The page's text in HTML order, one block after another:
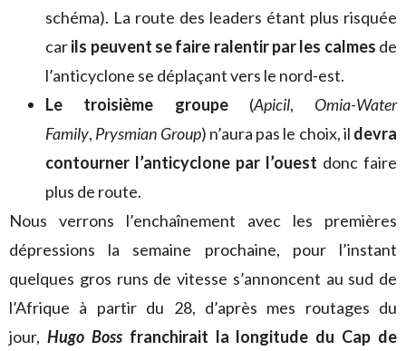
schéma). La route des leaders étant plus risquée
carils peuvent se faire ralentir par les calmes de
l’anticyclone se déplaçant vers le nord-est.
Le troisième groupe(Apicil, Omia-Water
Family, Prysmian Group) n’aura pas le choix, il devra
contourner l’anticyclone par l’ouest donc faire
plus de route.
Nous verrons l’enchaînement avec les premières
dépressions la semaine prochaine, pour l’instant
quelques gros runs de vitesse s’annoncent au sud de
l’Afrique à partir du 28, d’après mes routages du
jour, Hugo Bossfranchirait la longitude du Cap de